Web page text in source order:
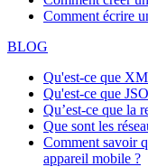
Comment écrire
BLOG
Qu'est-ce que
Qu'est-ce que
Qu’est-ce que la
Que sont les
Comment savoir
appareil mobile ?